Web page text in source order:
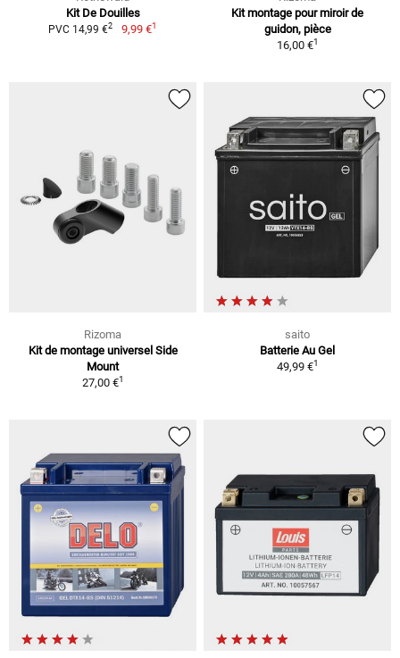
Kit De Douilles
PVC 14,99 €2 9,99 €1
Kit montage pour miroir de
guidon, pièce
16,00 €1
Rizoma
Kit de montage universel Side
Mount
27,00 €1
saito
Batterie Au Gel
49,99 €1